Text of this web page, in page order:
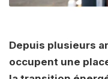
Depuis plusieurs
occupent une